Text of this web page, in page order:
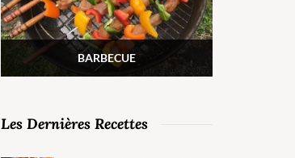
BARBECUE
Les Dernières Recettes